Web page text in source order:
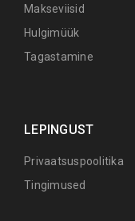
Makseviisid
Hulgimüük
Tagastamine
LEPINGUST
Privaatsuspoolitika
Tingimused